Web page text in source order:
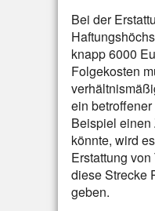
Bei der
knapp 6000
Folgekosten
ein
Beispiel einen
könnte, wird
Erstattung
diese Strecke
geben.